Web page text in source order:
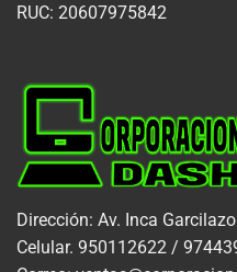
RUC: 20607975842
Dirección: Av. Inca
Celular. 950112622 /